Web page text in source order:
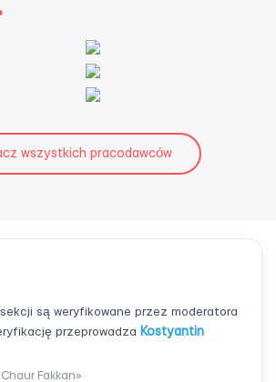
wszystkich pracodawców
są weryfikowane przez moderatora
przeprowadza Kostyantin
Fakkan»